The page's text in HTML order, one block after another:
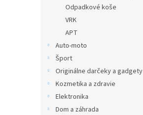
Odpadkové koše
VRK
APT
Auto-moto
Šport
Originálne darčeky a gadgety
Kozmetika a zdravie
Elektronika
Dom a záhrada